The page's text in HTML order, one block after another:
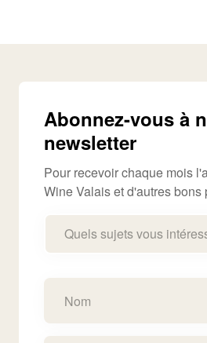
Abonnez-vous à
newsletter
Pour recevoir chaque mois
Wine Valais et d'autres bons
Quels sujets vous